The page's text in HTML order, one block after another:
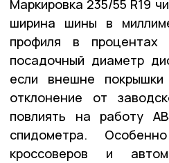
Маркировка 235/55 R19
ширина шины в
профиля в
посадочный диаметр
если внешне
отклонение от
повлиять на работу
спидометра.
кроссоверов и